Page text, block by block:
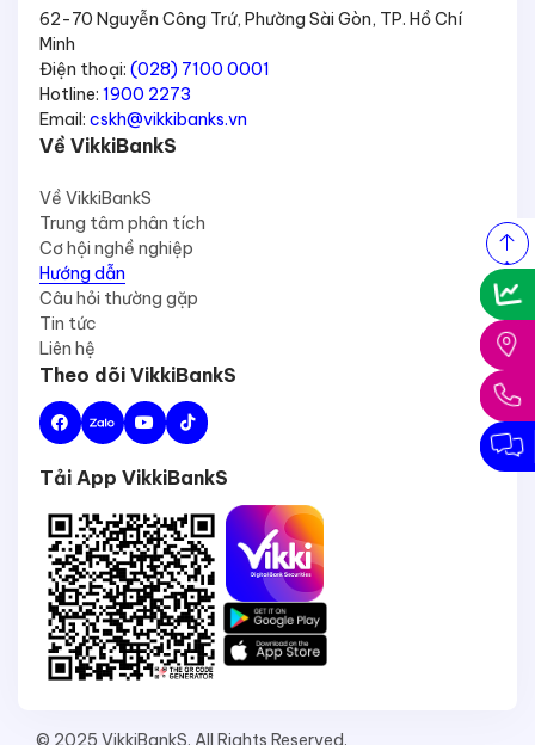
62-70 Nguyễn Công Trứ, Phường Sài Gòn, TP. Hồ Chí
Minh
Điện thoại: (028) 7100 0001
Hotline: 1900 2273
Email: cskh@vikkibanks.vn
Về VikkiBankS
Về VikkiBankS
Trung tâm phân tích
Cơ hội nghề nghiệp
Hướng dẫn
Câu hỏi thường gặp
Tin tức
Liên hệ
Theo dõi VikkiBankS
Tải App VikkiBankS
© 2025 VikkiBankS. All Rights Reserved.